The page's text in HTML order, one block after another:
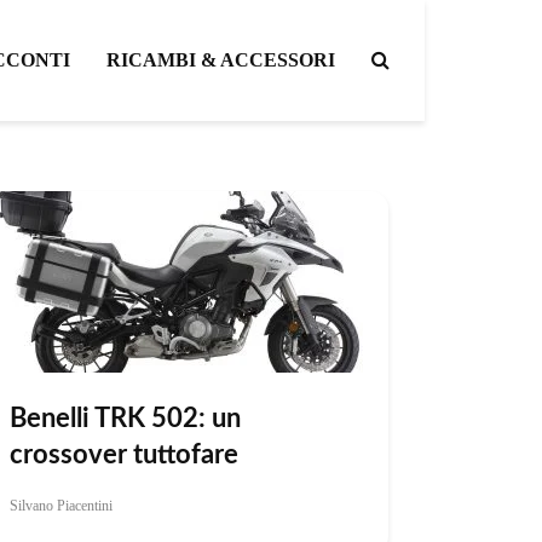
RICAMBI & ACCESSORI
Benelli TRK 502: un
crossover tuttofare
Silvano Piacentini